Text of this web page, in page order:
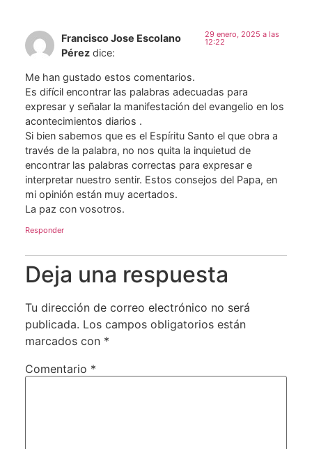
Francisco Jose Escolano
Pérez dice:
29 enero, 2025 a las
12:22
Me han gustado estos comentarios.
Es difícil encontrar las palabras adecuadas para
expresar y señalar la manifestación del evangelio en los
acontecimientos diarios .
Si bien sabemos que es el Espíritu Santo el que obra a
través de la palabra, no nos quita la inquietud de
encontrar las palabras correctas para expresar e
interpretar nuestro sentir. Estos consejos del Papa, en
mi opinión están muy acertados.
La paz con vosotros.
Responder
Deja una respuesta
Tu dirección de correo electrónico no será
publicada. Los campos obligatorios están
marcados con *
Comentario *